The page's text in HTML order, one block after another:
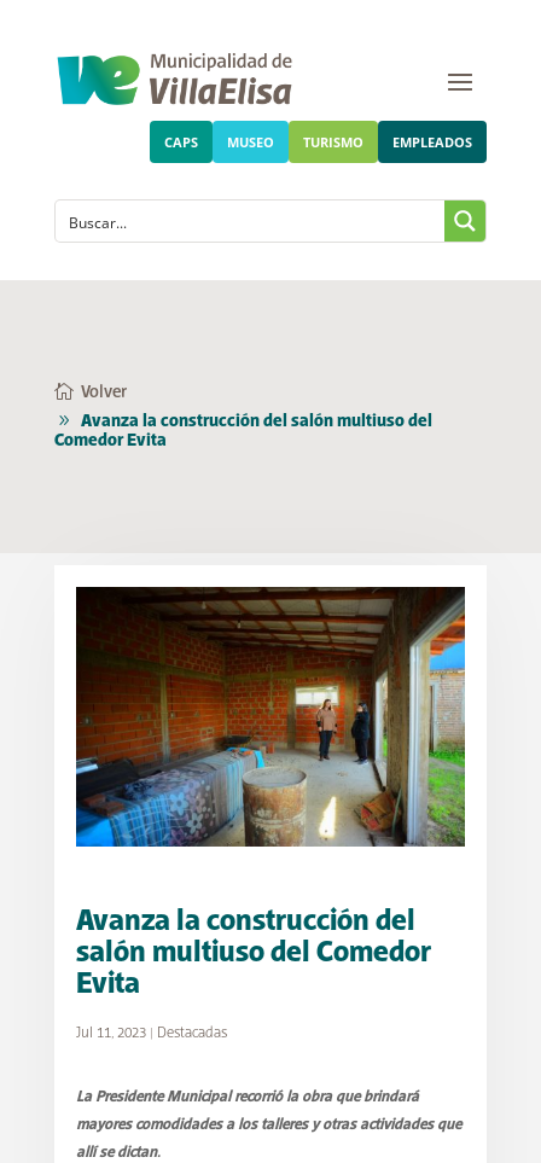
CAPS MUSEO TURISMO EMPLEADOS
Volver
Avanza la construcción del salón multiuso del
Comedor Evita
Avanza la construcción del
salón multiuso del Comedor
Evita
Jul 11, 2023| Destacadas
La Presidente Municipal recorrió la obra que brindará
mayores comodidades a los talleres y otras actividades que
allí se dictan.